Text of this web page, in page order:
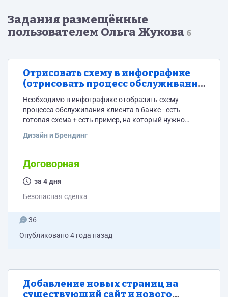
Задания размещённые
пользователем Ольга Жукова 6
Отрисовать схему в инфографике
(отрисовать процесс обслуживания
клиента банка)
Необходимо в инфографике отобразить схему
процесса обслуживания клиента в банке - есть
готовая схема + есть пример, на который нужно
Фактически нужно нарисовать последовательность
визуальные образы к каждому из этапов и
процессов.
Дизайн и Брендинг
Договорная
за 4 дня
Безопасная сделка
36
Опубликовано4 года назад
Добавление новых страниц на
существующий сайт и нового